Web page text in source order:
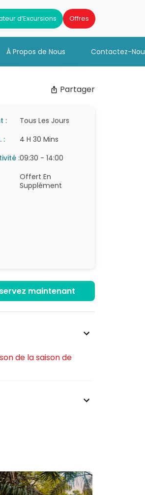
d’Excursions Offres
À Propos de Nous Contactez-
Partager
:
Tous Les Jours
:
4 H 30 Mins
:09:30 - 14:00
Offert En
Supplément
maintenant
de la saison de